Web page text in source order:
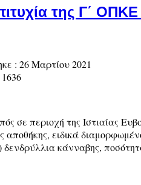
της Γ΄
: 26 Μαρτίου 2021
σε περιοχή της Ιστιαίας
αποθήκης, ειδικά
κάνναβης,